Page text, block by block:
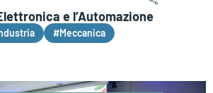
e l’Automazione
#Meccanica